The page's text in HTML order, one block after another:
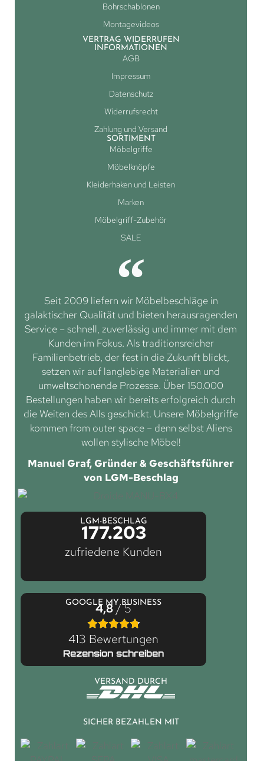
Bohrschablonen
Montagevideos
VERTRAG WIDERRUFEN
INFORMATIONEN
AGB
Impressum
Datenschutz
Widerrufsrecht
Zahlung und Versand
SORTIMENT
Möbelgriffe
Möbelknöpfe
Kleiderhaken und Leisten
Marken
Möbelgriff-Zubehör
SALE
Seit 2009 liefern wir Möbelbeschläge in
galaktischer Qualität und bieten herausragenden
Service – schnell, zuverlässig und immer mit dem
Kunden im Fokus. Als traditionsreicher
Familienbetrieb, der fest in die Zukunft blickt,
setzen wir auf langlebige Materialien und
umweltschonende Prozesse. Über 150.000
Bestellungen haben wir bereits erfolgreich durch
die Weiten des Alls geschickt. Unsere Möbelgriffe
kommen from outer space – denn selbst Aliens
wollen stylische Möbel!
Manuel Graf, Gründer & Geschäftsführer
von LGM-Beschlag
LGM-BESCHLAG
177.203
zufriedene Kunden
GOOGLE MY BUSINESS
4,8/ 5
413 Bewertungen
Rezension schreiben
VERSAND DURCH
SICHER BEZAHLEN MIT